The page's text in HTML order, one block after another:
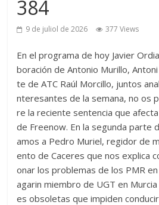
384
9 de juliol de 2026 377 Views
En el programa de hoy Javier
boración de Antonio Murillo,
te de ATC Raúl Morcillo, juntos
nteresantes de la semana, no os
re la reciente sentencia que
de Freenow. En la segunda parte
amos a Pedro Muriel, regidor de
ento de Caceres que nos explica
onar los problemas de los PMR en
agarin miembro de UGT en
es obsoletas que impiden